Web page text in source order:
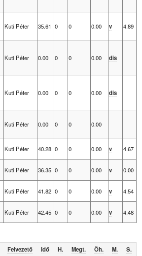
Kuti Péter 35.61 0 0 0.00 v 4.89
Kuti Péter 0.00 0 0 0.00 dis
Kuti Péter 0.00 0 0 0.00 dis
Kuti Péter 0.00 0 0 0.00
Kuti Péter 40.28 0 0 0.00 v
4.67
Kuti Péter 36.35 0 0 0.00 v
0.00
Kuti Péter 41.82 0 0 0.00 v
4.54
Kuti Péter 42.45 0 0 0.00 v 4.48
Felvezető Idő H. Megt. Öh. M.
S.